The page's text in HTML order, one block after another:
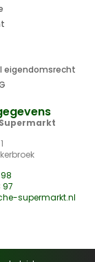
eigendomsrecht
97
supermarkt.nl